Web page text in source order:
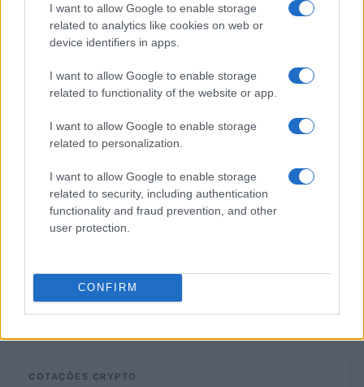
I want to allow Google to enable storage
related to analytics like cookies on web or
device identifiers in apps.
I want to allow Google to enable storage
related to functionality of the website or app.
I want to allow Google to enable storage
related to personalization.
I want to allow Google to enable storage
related to security, including authentication
functionality and fraud prevention, and other
user protection.
CONFIRM
Rafael Oliveira · 7 ago 2026
NÃO CLASSIFICADO
Petróleo Brent cai 8.3% e arrasta commodities em agosto de
COTAÇÕES CRYPTO